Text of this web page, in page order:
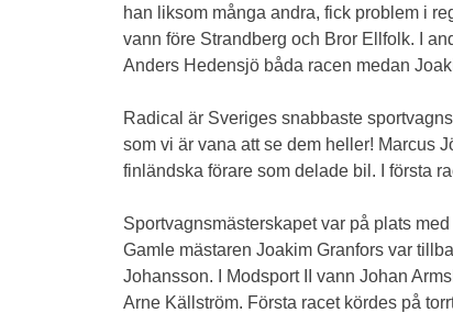
han liksom många andra, fick problem i
vann före Strandberg och Bror Ellfolk. I
Anders Hedensjö båda racen medan
Radical är Sveriges snabbaste
som vi är vana att se dem heller! Marcus
finländska förare som delade bil. I första
Sportvagnsmästerskapet var på plats
Gamle mästaren Joakim Granfors var
Johansson. I Modsport II vann Johan
Arne Källström. Första racet kördes på